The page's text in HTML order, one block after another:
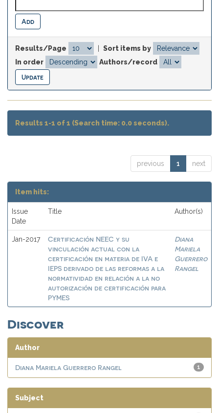
Results/Page
Sort items by
In order
Authors/record
Results 1-1 of 1 (Search time: 0.0 seconds).
previous 1 next
Item hits:
Issue
Date
Title Author(s)
Jan-2017
Certificación NEEC y su
vinculación actual con la
certificación en materia de IVA e
IEPS derivado de las reformas a la
normatividad en relación a la no
autorización de certificación para
PYMES
Diana
Mariela
Guerrero
Rangel
Discover
Author
1
Diana Mariela Guerrero Rangel
Subject